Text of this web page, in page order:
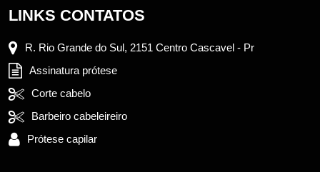
LINKS CONTATOS
R. Rio Grande do Sul, 2151 Centro Cascavel - Pr
Assinatura prótese
Corte cabelo
Barbeiro cabeleireiro
Prótese capilar